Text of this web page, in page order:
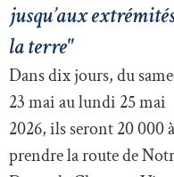
jusqu’aux
la terre"
Dans dix jours, du
23 mai au lundi 25 mai
2026, ils seront 20 000 à
prendre la route de